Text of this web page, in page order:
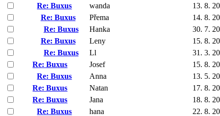
Re: Buxus
wanda
13. 8.
Re: Buxus
Přema
14. 8.
Re: Buxus
Hanka
30. 7.
Re: Buxus
Leny
15. 8.
Re: Buxus
Ll
31. 3.
Re: Buxus
Josef
15. 8.
Re: Buxus
Anna
13. 5.
Re: Buxus
Natan
17. 8.
Re: Buxus
Jana
18. 8.
Re: Buxus
hana
22. 8.